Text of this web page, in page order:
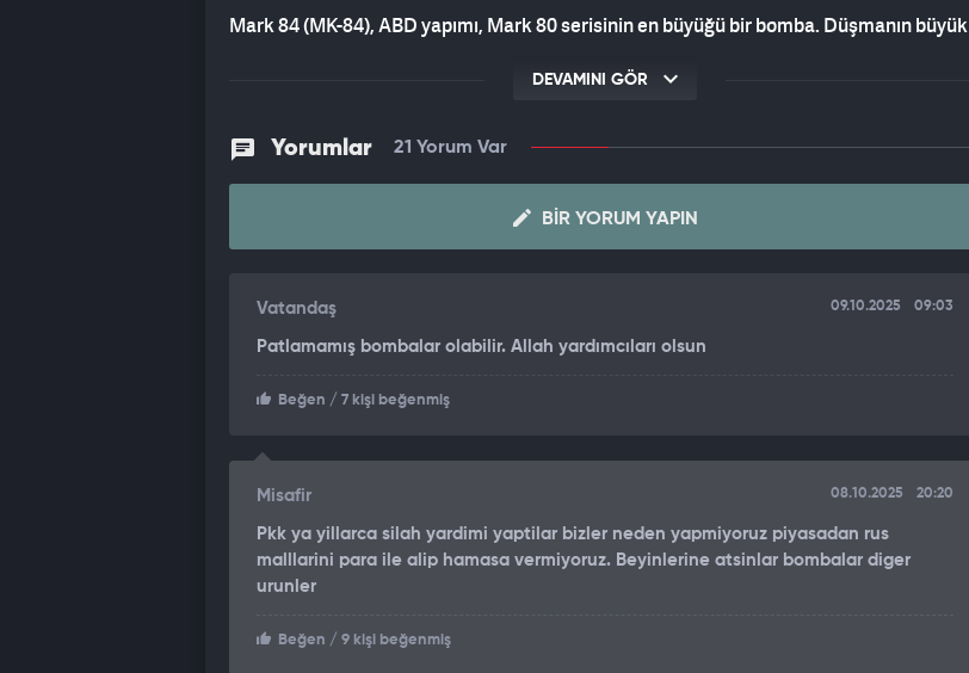
Mark 84 (MK-84), ABD yapımı, Mark 80 serisinin en büyüğü bir bomba. Düşmanın büyük
84 serisi bombaların temel hedefleridir. F-16' ların mühimmatları arasındaki en iri
MK-84 bombası 15.2 m genişliğinde ve 11 m derinliğinde bir krater oluşturabilir. 380 mm
metali delebilen bu bombanın tahrip çapı da 336 metredir.
DEVAMINI GÖR
Yorumlar 21 Yorum Var
BIR YORUM YAPIN
Vatandaş 09.10.2025 09:03
Patlamamış bombalar olabilir. Allah yardımcıları olsun
Beğen / 7 kişi beğenmiş
Misafir 08.10.2025 20:20
Pkk ya yillarca silah yardimi yaptilar bizler neden yapmiyoruz piyasadan rus
malllarini para ile alip hamasa vermiyoruz. Beyinlerine atsinlar bombalar diger
urunler
Beğen / 9 kişi beğenmiş